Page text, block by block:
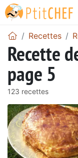
Recettes
Recette
page 5
123 recettes